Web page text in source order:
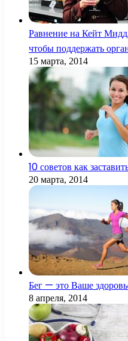
Равнение на Кейт
чтобы поддержать
15 марта, 2014
10 советов как
20 марта, 2014
Бег — это Ваше
8 апреля, 2014